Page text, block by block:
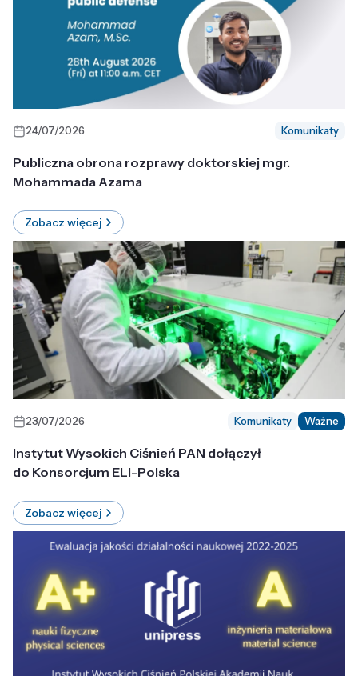
24/07/2026 Komunikaty
Publiczna obrona rozprawy doktorskiej mgr.
Mohammada Azama
Zobacz więcej
23/07/2026 Komunikaty Ważne
Instytut Wysokich Ciśnień PAN dołączył
do Konsorcjum ELI-Polska
Zobacz więcej